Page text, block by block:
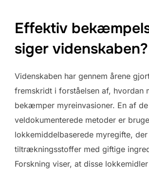
Effektiv
siger videnskaben?
Videnskaben har gennem årene
fremskridt i forståelsen af, hvordan
bekæmper myreinvasioner. En af
veldokumenterede metoder er
lokkemiddelbaserede myregifte,
tiltrækningsstoffer med giftige
Forskning viser, at disse